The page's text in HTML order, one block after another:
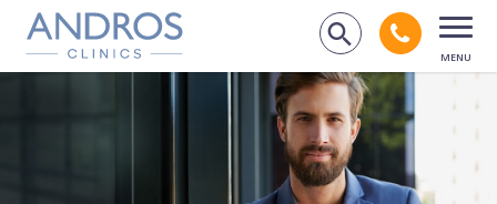
Navigatie overslaan
Zoek op
Bel